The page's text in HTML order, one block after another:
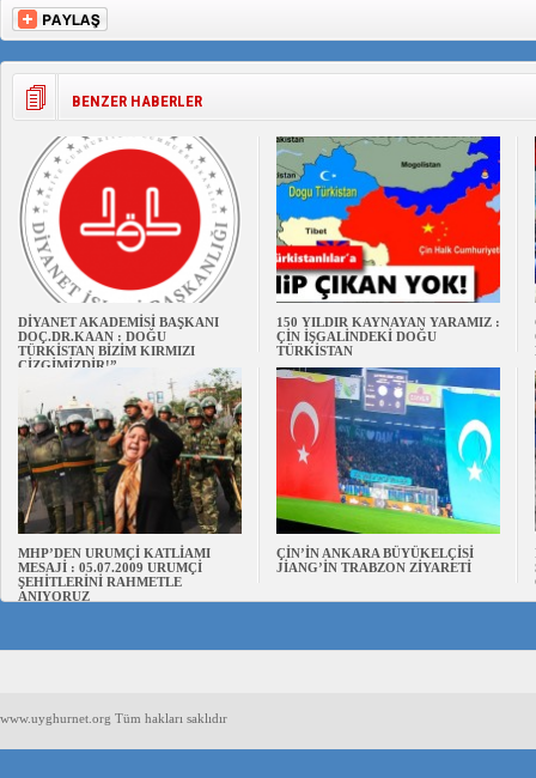
BENZER HABERLER
DİYANET AKADEMİSİ BAŞKANI
DOÇ.DR.KAAN : DOĞU
TÜRKİSTAN BİZİM KIRMIZI
ÇİZGİMİZDİR!”
150 YILDIR KAYNAYAN YARAMIZ :
ÇİN İŞGALİNDEKİ DOĞU
TÜRKİSTAN
MHP’DEN URUMÇİ KATLİAMI
MESAJİ : 05.07.2009 URUMÇİ
ŞEHİTLERİNİ RAHMETLE
ANIYORUZ
ÇİN’İN ANKARA BÜYÜKELÇİSİ
JİANG’İN TRABZON ZİYARETİ
www.uyghurnet.org Tüm hakları saklıdır